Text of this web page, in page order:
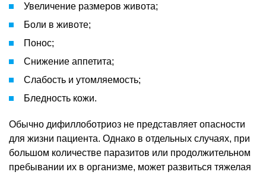
Увеличение размеров живота;
Боли в животе;
Понос;
Снижение аппетита;
Слабость и утомляемость;
Бледность кожи.
Обычно дифиллоботриоз не представляет опасности
для жизни пациента. Однако в отдельных случаях, при
большом количестве паразитов или продолжительном
пребывании их в организме, может развиться тяжелая